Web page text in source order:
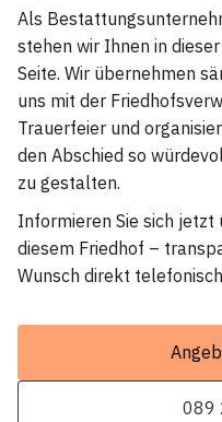
Als
stehen wir Ihnen in
Seite. Wir übernehmen
uns mit der
Trauerfeier und
den Abschied so
zu gestalten.
Informieren Sie sich jetzt
diesem Friedhof –
Wunsch direkt
089